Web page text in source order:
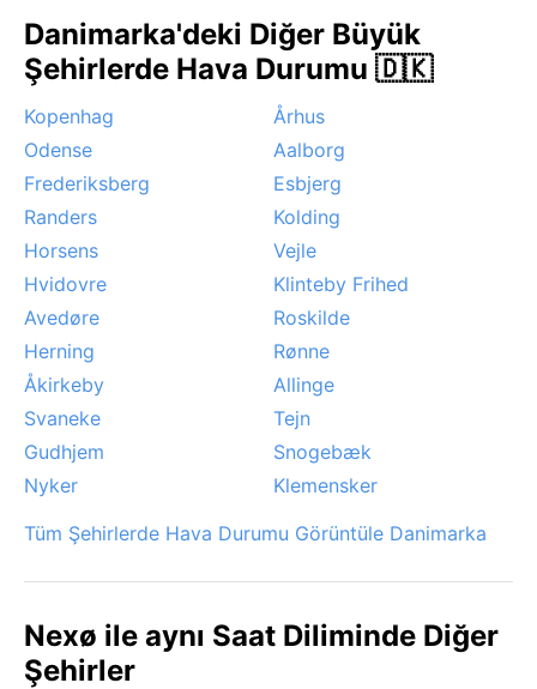
Danimarka'deki Diğer Büyük
Şehirlerde Hava Durumu 🇩🇰
Kopenhag
Århus
Odense
Aalborg
Frederiksberg
Esbjerg
Randers
Kolding
Horsens
Vejle
Hvidovre
Klinteby Frihed
Avedøre
Roskilde
Herning
Rønne
Åkirkeby
Allinge
Svaneke
Tejn
Gudhjem
Snogebæk
Nyker
Klemensker
Tüm Şehirlerde Hava Durumu Görüntüle Danimarka
Nexø ile aynı Saat Diliminde Diğer
Şehirler